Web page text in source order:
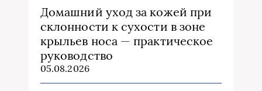
Домашний уход за кожей при
склонности к сухости в зоне
крыльев носа — практическое
руководство
05.08.2026